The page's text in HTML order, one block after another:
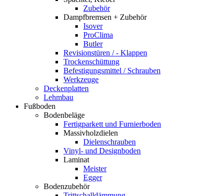
Zubehör
Dampfbremsen + Zubehör
Isover
ProClima
Butler
Revisionstüren / - Klappen
Trockenschüttung
Befestigungsmittel / Schrauben
Werkzeuge
Deckenplatten
Lehmbau
Fußboden
Bodenbeläge
Fertigparkett und Furnierboden
Massivholzdielen
Dielenschrauben
Vinyl- und Designboden
Laminat
Meister
Egger
Bodenzubehör